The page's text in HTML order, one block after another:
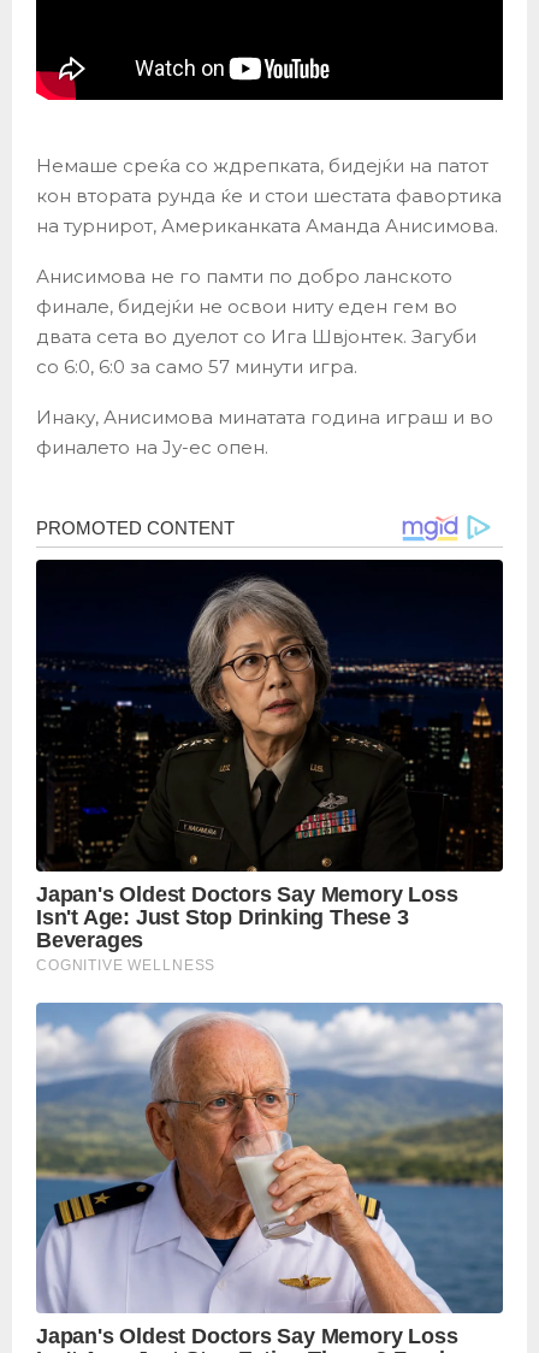
Немаше среќа со ждрепката, бидејќи на патот
кон втората рунда ќе и стои шестата фавортика
на турнирот, Американката Аманда Анисимова.
Анисимова не го памти по добро ланското
финале, бидејќи не освои ниту еден гем во
двата сета во дуелот со Ига Швјонтек. Загуби
со 6:0, 6:0 за само 57 минути игра.
Инаку, Анисимова минатата година играш и во
финалето на Ју-ес опен.